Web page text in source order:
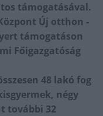
támogatásával.
Új otthon -
támogatáson
Főigazgatóság
48 lakó fog
négy
további 32